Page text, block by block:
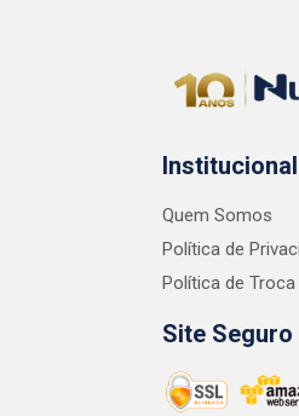
Institucional
Quem Somos
Política de
Política de
Site Seguro